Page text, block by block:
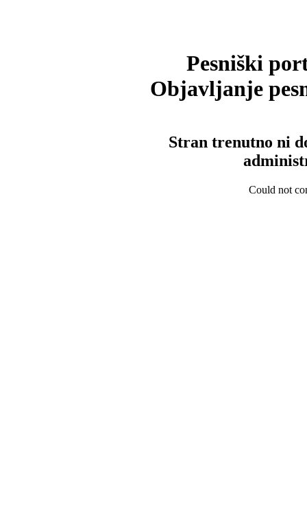
Pesniški
Objavljanje
Stran trenutno ni
Could not